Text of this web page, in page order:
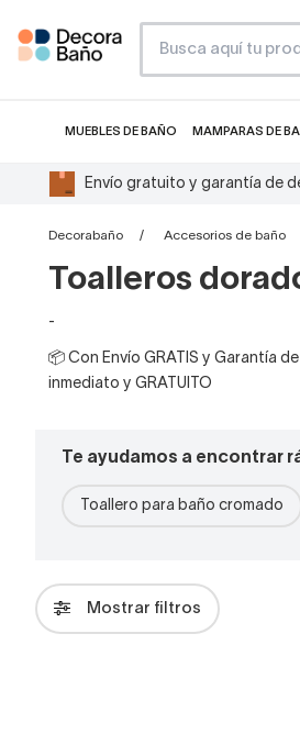
MUEBLES DE BAÑO MAMPARAS DE
Envío gratuito y garantía de
Decorabaño Accesorios de baño
Toalleros
-
📦 Con Envío GRATIS y Garantía
inmediato y GRATUITO
Te ayudamos a encontrar
Toallero para baño cromado
Mostrar filtros